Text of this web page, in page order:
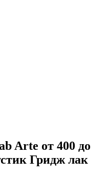
Arte от 400 до
Гридж лак